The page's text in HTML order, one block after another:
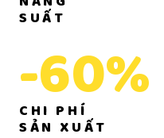
SUẤT
-60%
CHI PHÍ
SẢN XUẤT